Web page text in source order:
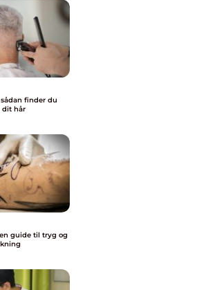
finder du
dit hår
og